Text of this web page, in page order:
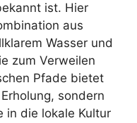
ist. Hier
aus
Wasser und
zum Verweilen
Pfade bietet
sondern
in die lokale Kultur